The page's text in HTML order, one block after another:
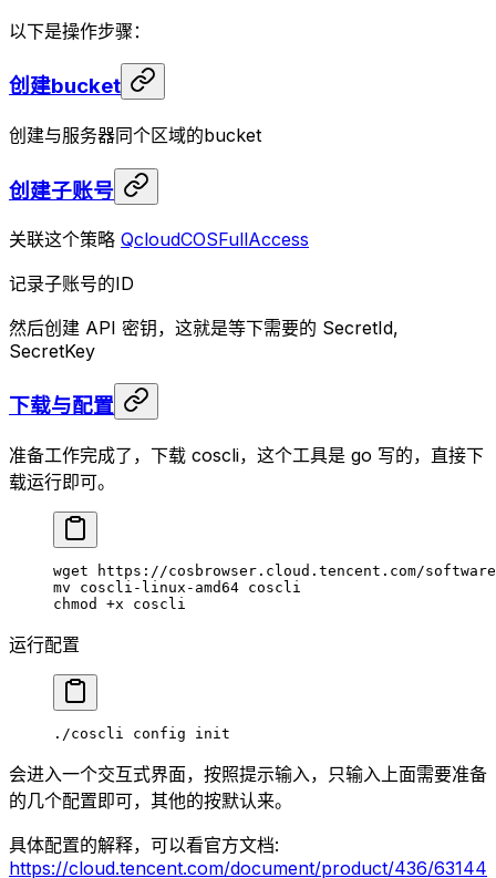
以下是操作步骤：
创建bucket
创建与服务器同个区域的bucket
创建子账号
关联这个策略 QcloudCOSFullAccess
记录子账号的ID
然后创建 API 密钥，这就是等下需要的 SecretId,
SecretKey
下载与配置
准备工作完成了，下载 coscli，这个工具是 go 写的，直接下
载运行即可。
wget https://cosbrowser.cloud.tencent.com/
mv coscli-linux-amd64 coscli
chmod
+x coscli
运行配置
./coscli config init
会进入一个交互式界面，按照提示输入，只输入上面需要准备
的几个配置即可，其他的按默认来。
具体配置的解释，可以看官方文档:
https://cloud.tencent.com/document/product/436/63144